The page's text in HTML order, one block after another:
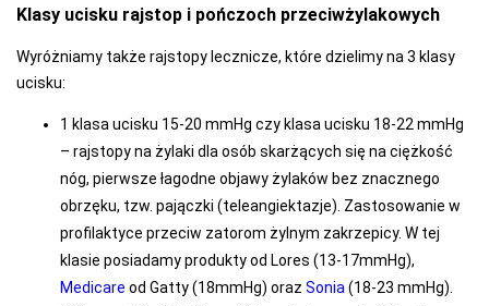
Klasy ucisku rajstop i pończoch przeciwżylakowych
Wyróżniamy także rajstopy lecznicze, które dzielimy na 3 klasy
ucisku:
1 klasa ucisku 15-20 mmHg czy klasa ucisku 18-22 mmHg
– rajstopy na żylaki dla osób skarżących się na ciężkość
nóg, pierwsze łagodne objawy żylaków bez znacznego
obrzęku, tzw. pajączki (teleangiektazje) . Zastosowanie w
profilaktyce przeciw zatorom żylnym zakrzepicy. W tej
klasie posiadamy produkty od Lores (13-17mmHg),
Medicare od Gatty (18mmHg) oraz Sonia (18-23 mmHg).